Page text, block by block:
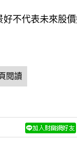
不代表未來股
閱讀